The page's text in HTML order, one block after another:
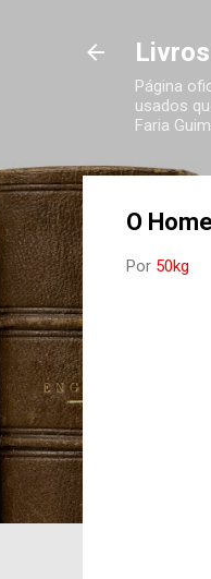
Página
usados
Faria
O
Por 50kg